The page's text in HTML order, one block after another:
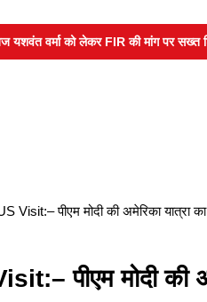
वर्मा को लेकर FIR की मांग पर सख्त टिप्पणी
Visit:– पीएम मोदी की अमेरिका यात्रा
पीएम मोदी की